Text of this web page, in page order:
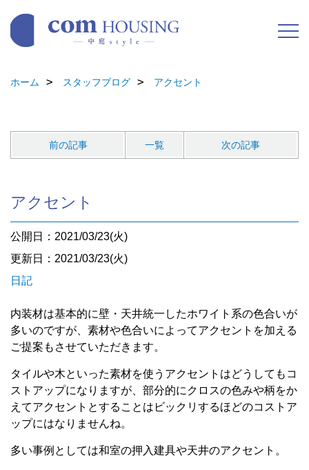
ホーム スタッフブログ アクセント
前の記事 一覧 次の記事
アクセント
公開日：2021/03/23(火)
更新日：2021/03/23(火)
日記
内装材は基本的に壁・天井統一したホワイト系の色合いが
多いのですが、素材や色合いによってアクセントを加える
ご提案もさせていただきます。
タイルや木といった素材を使うアクセントはどうしてもコ
ストアップになりますが、部分的にクロスの色みや柄をか
えてアクセントとすることはビックリするほどのコストア
ップにはなりませんね。
多い事例としては和室の押入建具や天井のアクセント。